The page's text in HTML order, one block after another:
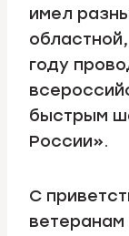
имел
году
быстрым
России».
С